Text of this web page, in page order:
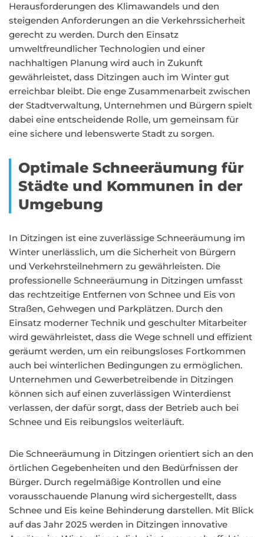
Herausforderungen des Klimawandels und den
steigenden Anforderungen an die Verkehrssicherheit
gerecht zu werden. Durch den Einsatz
umweltfreundlicher Technologien und einer
nachhaltigen Planung wird auch in Zukunft
gewährleistet, dass Ditzingen auch im Winter gut
erreichbar bleibt. Die enge Zusammenarbeit zwischen
der Stadtverwaltung, Unternehmen und Bürgern spielt
dabei eine entscheidende Rolle, um gemeinsam für
eine sichere und lebenswerte Stadt zu sorgen.
Optimale Schneeräumung für
Städte und Kommunen in der
Umgebung
In Ditzingen ist eine zuverlässige Schneeräumung im
Winter unerlässlich, um die Sicherheit von Bürgern
und Verkehrsteilnehmern zu gewährleisten. Die
professionelle Schneeräumung in Ditzingen umfasst
das rechtzeitige Entfernen von Schnee und Eis von
Straßen, Gehwegen und Parkplätzen. Durch den
Einsatz moderner Technik und geschulter Mitarbeiter
wird gewährleistet, dass die Wege schnell und effizient
geräumt werden, um ein reibungsloses Fortkommen
auch bei winterlichen Bedingungen zu ermöglichen.
Unternehmen und Gewerbetreibende in Ditzingen
können sich auf einen zuverlässigen Winterdienst
verlassen, der dafür sorgt, dass der Betrieb auch bei
Schnee und Eis reibungslos weiterläuft.
Die Schneeräumung in Ditzingen orientiert sich an den
örtlichen Gegebenheiten und den Bedürfnissen der
Bürger. Durch regelmäßige Kontrollen und eine
vorausschauende Planung wird sichergestellt, dass
Schnee und Eis keine Behinderung darstellen. Mit Blick
auf das Jahr 2025 werden in Ditzingen innovative